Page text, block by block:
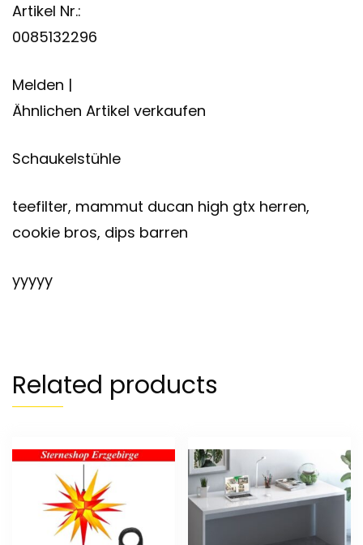
Artikel Nr.:
0085132296
Melden |
Ähnlichen Artikel verkaufen
Schaukelstühle
teefilter, mammut ducan high gtx herren,
cookie bros, dips barren
yyyyy
Related products